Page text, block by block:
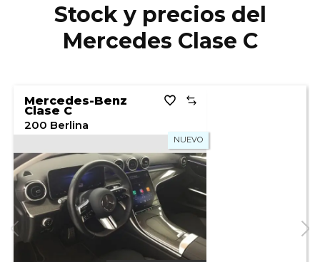
Stock y precios del
Mercedes Clase C
Mercedes-Benz
Clase C
200 Berlina
NUEVO